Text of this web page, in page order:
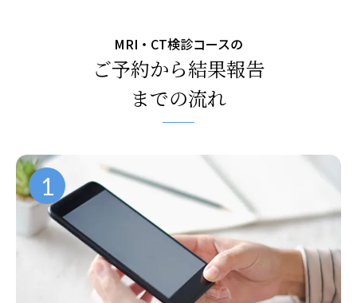
MRI・CT検診コースの
ご予約から結果報告
までの流れ
1